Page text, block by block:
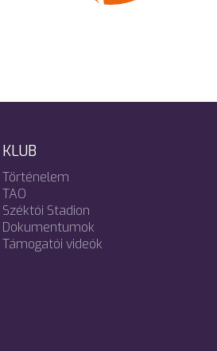
KLUB
Történelem
TAO
Széktói Stadion
Dokumentumok
Támogatói videók